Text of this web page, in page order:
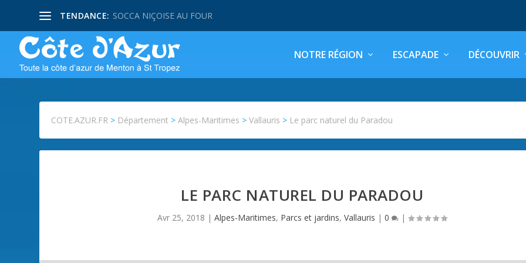
TENDANCE: SOCCA NIÇOISE AU FOUR
NOTRE RÉGION ESCAPADE DÉCOUVRIR
COTE.AZUR.FR > Département >Alpes-Maritimes >Vallauris > Le parc naturel du Paradou
LE PARC NATUREL DU PARADOU
Avr 25, 2018 |Alpes-Maritimes, Parcs et jardins,Vallauris |0 |